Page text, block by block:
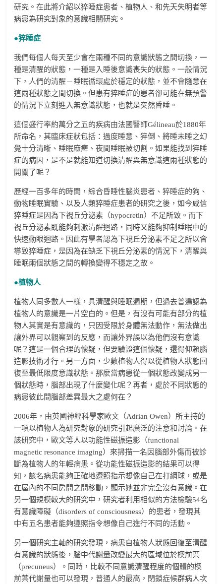
研究。在此將介紹以猝睡症患者、植物人、和先天失明者等
病患為研究對象的意識相關研究。
●猝睡症
我們每個人每天至少會在兩種不同的意識狀態之間切換，一
種是清醒的狀態，一種是入睡後意識喪失的狀態。一般情況
下，人們的清醒－睡眠循環處於穩定的狀態，並不會隨意在
這兩種狀態之間切換。但患有猝睡症的患者卻可能在無預警
的情況下立刻進入無意識狀態，也就是突然昏睡。
這個盛行率約萬分之五的疾病由法國醫師Gélineau於1880年
所命名，其臨床症狀包括：過度睡意、猝倒、將睡未睡之幻
覺十分清晰、睡眠麻痺、夜間睡眠被切割。如果能找到猝睡
症的病因，是不是就能知道切換清醒與無意識這兩種狀態的
開關了呢？
歷經一百多年的時間，綜合昏睡性腦炎患者、猝睡症的狗、
動物睡眠實驗、以及人類猝睡症患者的研究之後，如今咸信
猝睡症是因為下視丘分泌素（hypocretin）不足所致。而下
視丘分泌素既能夠刺激清醒迴路，同時又能夠抑制睡眠中的
快速動眼迴路。因此有學者認為下視丘分泌素不足之所以會
導致猝睡症，是因為在缺乏下視丘分泌素的情況下，清醒與
睡眠兩個狀態之間的轉換變得不穩定之故。
●植物人
植物人同多數人一樣，具清醒與睡眠週期，但過去普遍認為
植物人的意識是一片空白的。但是，有沒有可能有部分的植
物人其實是有意識的，只因受限於身體無法動作，無法做出
讓外界可以觀察到的反應，而讓外界誤以為他們沒有意識
呢？這是一個合理的懷疑，但要驗證這個懷疑，還得仰賴腦
造影技術才行。另一方面，少數植物人得以從植物人狀態回
復至最低限度意識狀態。那麼當病患從一個狀態改變成另一
個狀態時，腦部出現了什麼變化呢？再者，處於不同狀態的
病患彼此間腦部差異最大之處何在？
2006年，由英國神經科學家歐文（Adrian Owen）所主持的
一項以植物人為研究對象的研究引起廣泛的注意和討論。在
該研究中，歐文等人以功能性磁振造影（functional
magnetic resonance imaging）來掃描一名因腦部外傷而被診
斷為植物人的年輕病患。從功能性磁振造影的結果可以得
知，該名病患能夠正確地遵照指示想像自己在打網球，或是
在屋內的不同房間之間移動，顯示她並非完全沒有意識。在
另一個規模較大的研究中，研究者利用相似的方法檢驗54名
有意識障礙（disorders of consciousness）的患者，發現其
中有五名患者能夠遵照指令想像自己進行不同的活動。
另一個研究主軸的研究發現，病患自植物人狀態回復至清醒
有意識的狀態後，腦中代謝量改變最大的區域位於楔前葉
（precuneus）。同時，比較不同意識清醒程度的個體的楔
前葉代謝量也可以發現，普通人的最高，閉鎖症候群病人次